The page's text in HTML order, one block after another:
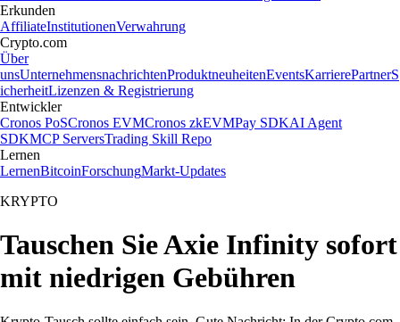
Erkunden
AffiliateInstitutionenVerwahrung
Crypto.com
Über
unsUnternehmensnachrichtenProduktneuheitenEventsKarrierePartnerS
icherheitLizenzen & Registrierung
Entwickler
Cronos PoSCronos EVMCronos zkEVMPay SDKAI Agent
SDKMCP ServersTrading Skill Repo
Lernen
LernenBitcoinForschungMarkt-Updates
KRYPTO
Tauschen Sie Axie Infinity sofort
mit niedrigen Gebühren